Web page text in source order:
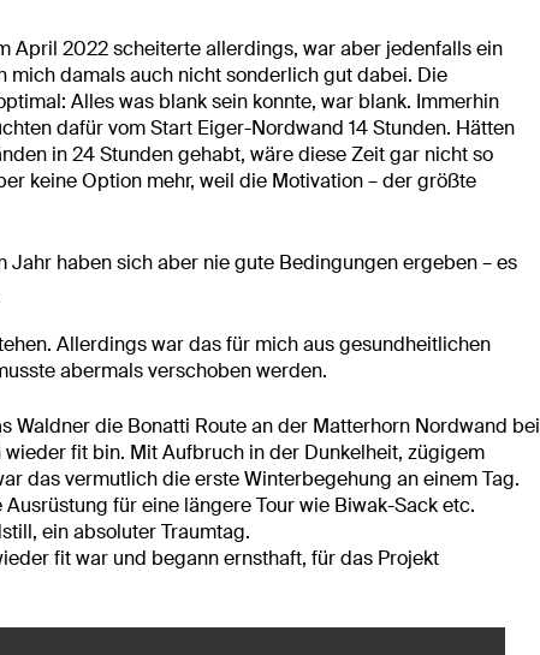
April 2022 scheiterte allerdings, war aber jedenfalls ein
damals auch nicht sonderlich gut dabei. Die
Alles was blank sein konnte, war blank. Immerhin
dafür vom Start Eiger-Nordwand 14 Stunden. Hätten
in 24 Stunden gehabt, wäre diese Zeit gar nicht so
keine Option mehr, weil die Motivation – der größte
haben sich aber nie gute Bedingungen ergeben – es
Allerdings war das für mich aus gesundheitlichen
abermals verschoben werden.
Waldner die Bonatti Route an der Matterhorn Nordwand bei
fit bin. Mit Aufbruch in der Dunkelheit, zügigem
das vermutlich die erste Winterbegehung an einem Tag.
für eine längere Tour wie Biwak-Sack etc.
ein absoluter Traumtag.
fit war und begann ernsthaft, für das Projekt